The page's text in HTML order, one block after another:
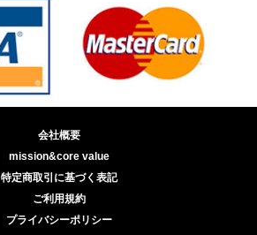
会社概要
mission&core value
特定商取引に基づく表記
ご利用規約
プライバシーポリシー